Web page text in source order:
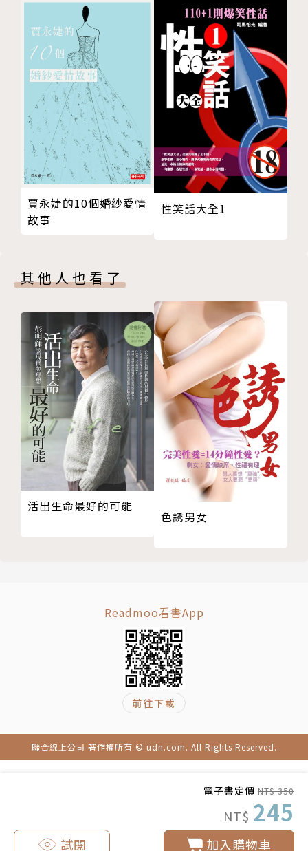
電子書定價 NT$ 350
NT$ 245
加入購物車
試閱
．卸下肩上的重擔，你才會看見真實的自己。
．比較之心人人有，無論看起來多麼風光的人，都
有自己的煩惱。
．家庭和諧永遠擺第一，只要堅持這項原則，其他
的「過得去」就好。
．晚上就是要「好好睡覺」，確實會發生的事，預
先準備對策，其他的不用多想。
．人生不急於求成，每個階段都有重要的課題。好
好把握當下，才不會錯過最重要的事。
如果你覺得「我……好像再也撐不下去了！」，請
打開這本書！日本暢銷10萬冊、終生不退休的老奶奶
06 別花心力改變別人，想想如何讓自己過得更開
心、自在
07 感情是一種執著，即使是家人，也要維持分際
將自己的想法強加於人，只會製造彼此的痛苦
08 不要認為別人的付出理所當然，要對他人的給予
心存感謝，同時不要有更多奢望
09 顧及對方的立場， 這樣對方才能顧及你的立場
10 機會只發生於偶然，如果有人推你一把，不妨順
勢而為
EP2 在時代的洪流中，走上從醫之路
第3章 人際關係的微妙之處
11 你可以對誰毫無保留地袒露自己的缺點？這是生
將會出現小小的善循環
13 與人發生爭執，先道歉為上策，愈是堅持己見，
只會愈站不住腳
14 交友只須考慮氣味是否相投，如果一味衡量利弊
得失，下場只有被利用或孤獨而已
15 是否與對方繼續來往，別急著決定，只要改變心
理距離，自然可以相處下去
16 人生難計算，生活不必鉅細靡遺規劃，「忠於本
心」最重要
EP3 選擇精神科為終生志業的原因
第4章 如何使內心恢復平靜？
17 擔心以後的事也無濟於事，你是否疏忽了眼前事
物？只要專注於當下就好
下腳步，就無法往前
20 晚上就是要「好好睡覺」，確實會發生的事，預
先準備對策，其他的不用多想
21 「沒自信」不一定是壞事，匆促建立自信才危險
22 走出悲傷和打擊，需要的不是建議，而是時間
23 比較之心人人有，無論看起來多麼風光的人都有
必要，不用太過拚命
EP4 歷經結婚、生子、全職主婦後，意外重回職場
25 工作維持品質，只要不低於標準，不一定要完
26 家庭和諧永遠擺第一，堅持這項原則，其他的過
賈永婕的10個婚紗愛情
故事
性笑話大全1
其他人也看了
活出生命最好的可能
色誘男女
Readmoo看書App
前往下載
聯合線上公司 著作權所有 © udn.com. All Rights Reserved.